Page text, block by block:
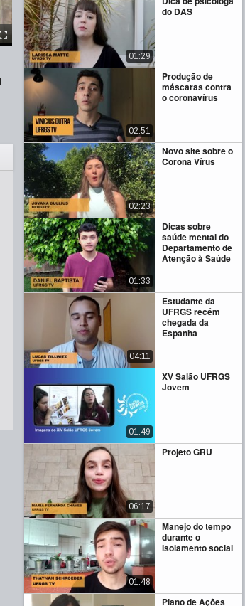
do DAS
01:29
Produção de
máscaras contra
o coronavírus
02:51
Novo site sobre o
Corona Vírus
02:23
Dicas sobre
saúde mental do
Departamento de
Atenção à Saúde
01:33
Estudante da
UFRGS recém
chegada da
Espanha
04:11
XV Salão UFRGS
Jovem
01:49
Projeto GRU
06:17
Manejo do tempo
durante o
isolamento social
01:48
Plano de Ações